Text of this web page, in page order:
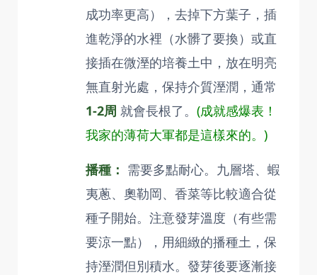
成功率更高），去掉下方葉子，插
進乾淨的水裡（水髒了要換）或直
接插在微溼的培養土中，放在明亮
無直射光處，保持介質溼潤，通常
1-2周 就會長根了。 (成就感爆表！
我家的薄荷大軍都是這樣來的。)
播種： 需要多點耐心。九層塔、蝦
夷蔥、奧勒岡、香菜等比較適合從
種子開始。注意發芽溫度（有些需
要涼一點），用細緻的播種土，保
持溼潤但別積水。發芽後要逐漸接